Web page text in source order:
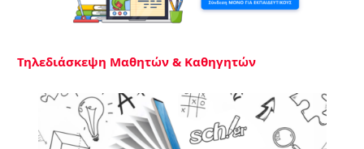
Τηλεδιάσκεψη Μαθητών & Καθηγητών